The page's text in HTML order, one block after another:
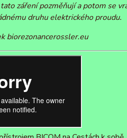
záření pozměňují a potom se
druhu elektrického proudu.
biorezonancerossler.eu